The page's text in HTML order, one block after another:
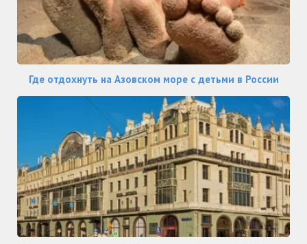
Где отдохнуть на Азовском море с детьми в России